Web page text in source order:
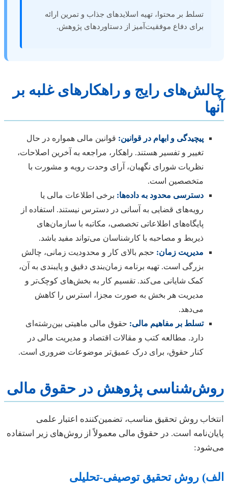
تسلط بر محتوا، تهیه اسلایدهای جذاب و تمرین ارائه
برای دفاع موفقیت‌آمیز از دستاوردهای پژوهش.
چالش‌های رایج و راهکارهای غلبه بر
آنها
پیچیدگی و ابهام در قوانین: قوانین مالی همواره در حال
تغییر و تفسیر هستند. راهکار، مراجعه به آخرین اصلاحات،
نظریات شورای نگهبان، آرای وحدت رویه و مشورت با
متخصصین است.
دسترسی محدود به داده‌ها: برخی اطلاعات مالی یا
رویه‌های قضایی به آسانی در دسترس نیستند. استفاده از
پایگاه‌های اطلاعاتی تخصصی، مکاتبه با سازمان‌های
ذیربط و مصاحبه با کارشناسان می‌تواند مفید باشد.
مدیریت زمان: حجم بالای کار و محدودیت زمانی، چالش
بزرگی است. تهیه برنامه زمان‌بندی دقیق و پایبندی به آن،
کمک شایانی می‌کند. تقسیم کار به بخش‌های کوچک‌تر و
مدیریت هر بخش به صورت مجزا، استرس را کاهش
می‌دهد.
تسلط بر مفاهیم مالی: حقوق مالی ماهیتی بین‌رشته‌ای
دارد. مطالعه کتب و مقالات اقتصاد و مدیریت مالی در
کنار حقوق، برای درک عمیق‌تر موضوعات ضروری است.
روش‌شناسی پژوهش در حقوق مالی
انتخاب روش تحقیق مناسب، تضمین‌کننده اعتبار علمی
پایان‌نامه است. در حقوق مالی معمولاً از روش‌های زیر استفاده
می‌شود:
الف) روش تحقیق توصیفی-تحلیلی